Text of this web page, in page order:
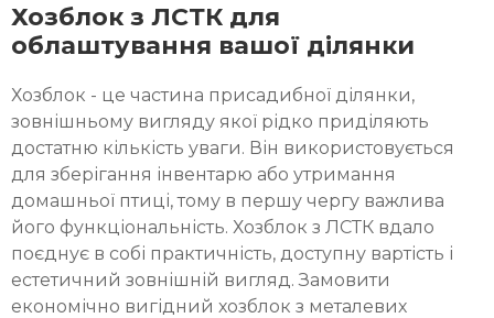
Хозблок з ЛСТК для
облаштування вашої ділянки
Хозблок - це частина присадибної ділянки,
зовнішньому вигляду якої рідко приділяють
достатню кількість уваги. Він використовується
для зберігання інвентарю або утримання
домашньої птиці, тому в першу чергу важлива
його функціональність. Хозблок з ЛСТК вдало
поєднує в собі практичність, доступну вартість і
естетичний зовнішній вигляд. Замовити
економічно вигідний хозблок з металевих